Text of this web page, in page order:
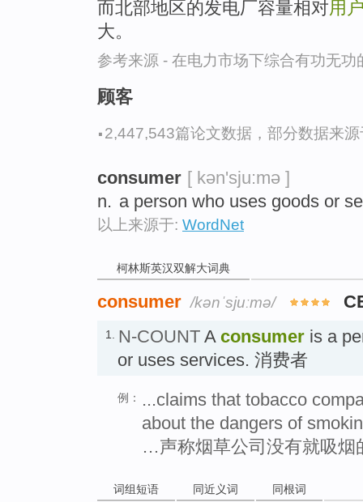
而北部地区的发电厂容量相对用
大。
参考来源 - 在电力市场下综合有功无功
顾客
·2,447,543篇论文数据，部分数据来
consumer [ kən'sju:mə ]
n. a person who uses goods or
以上来源于: WordNet
柯林斯英汉双解大词典
consumer /kənˈsjuːmə/
1. N-COUNT A consumer is a
or uses services. 消费者
例：
...claims that tobacco
about the dangers of
…声称烟草公司没有就吸烟
词组短语 同近义词 同根词